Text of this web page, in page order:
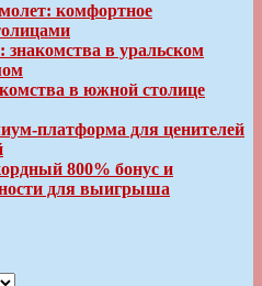
комфортное
знакомства в уральском
в южной столице
платформа для ценителей
800% бонус и
для выигрыша